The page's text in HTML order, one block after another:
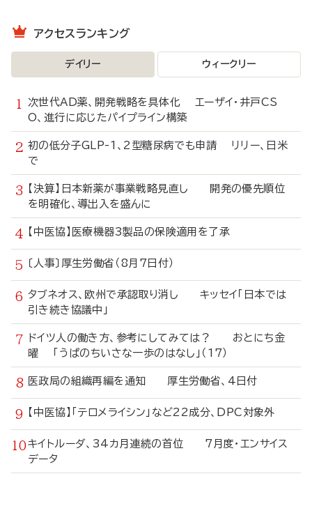
アクセスランキング
デイリー ウィークリー
次世代AD薬、開発戦略を具体化 エーザイ・井戸CS
O、進行に応じたパイプライン構築
初の低分子GLP-1、2型糖尿病でも申請 リリー、日米
で
【決算】日本新薬が事業戦略見直し 開発の優先順位
を明確化、導出入を盛んに
【中医協】医療機器3製品の保険適用を了承
〔人事〕厚生労働省（8月7日付）
タブネオス、欧州で承認取り消し キッセイ「日本では
引き続き協議中」
ドイツ人の働き方、参考にしてみては？ おとにち金
曜 「うぱのちいさな一歩のはなし」（17）
医政局の組織再編を通知 厚生労働省、4日付
【中医協】「テロメライシン」など22成分、DPC対象外
キイトルーダ、34カ月連続の首位 7月度・エンサイス
データ